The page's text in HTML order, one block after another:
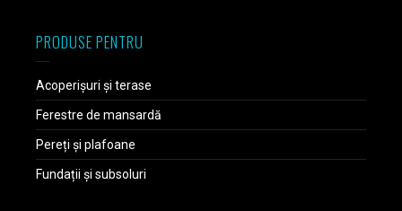
PRODUSE PENTRU
Acoperișuri și terase
Ferestre de mansardă
Pereți și plafoane
Fundații și subsoluri